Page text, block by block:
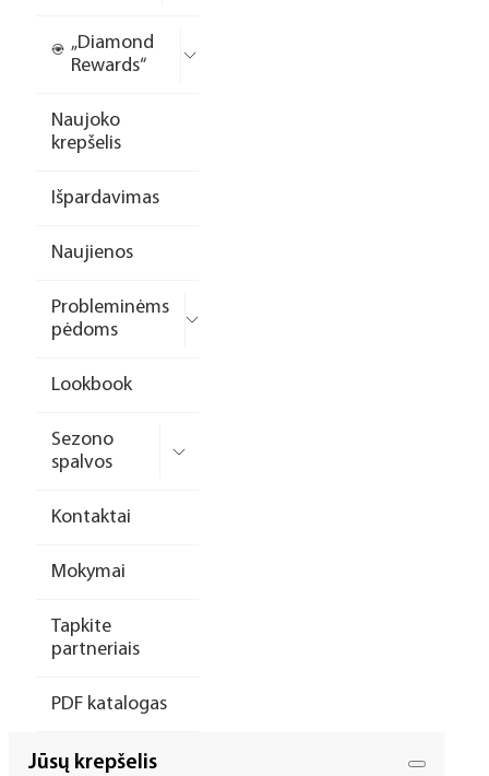
„Diamond
Rewards“
Naujoko
krepšelis
Išpardavimas
Naujienos
Probleminėms
pėdoms
Lookbook
Sezono
spalvos
Kontaktai
Mokymai
Tapkite
partneriais
PDF katalogas
Jūsų krepšelis